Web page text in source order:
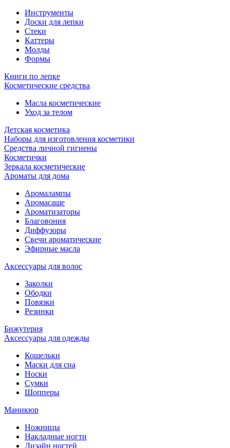
Инструменты
Доски для лепки
Стеки
Каттеры
Молды
Формы
Книги по лепке
Косметические средства
Масла косметические
Уход за телом
Детская косметика
Наборы для изготовления косметики
Средства личной гигиены
Косметички
Зеркала косметические
Ароматы для дома
Аромалампы
Аромасаше
Ароматизаторы
Благовония
Диффузоры
Свечи ароматические
Эфирные масла
Аксессуары для волос
Заколки
Ободки
Повязки
Резинки
Бижутерия
Аксессуары для одежды
Кошельки
Маски для сна
Носки
Сумки
Шопперы
Маникюр
Ножницы
Накладные ногти
Дизайн ногтей